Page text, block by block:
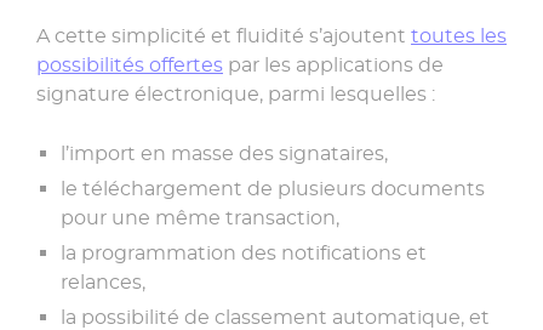
A cette simplicité et fluidité s’ajoutent toutes les
possibilités offertes par les applications de
signature électronique, parmi lesquelles :
l’import en masse des signataires,
le téléchargement de plusieurs documents
pour une même transaction,
la programmation des notifications et
relances,
la possibilité de classement automatique, et